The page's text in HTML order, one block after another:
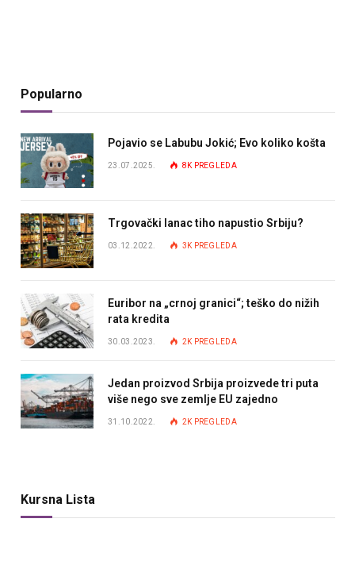
Popularno
Pojavio se Labubu Jokić; Evo koliko košta
23.07.2025. 8K PREGLEDA
Trgovački lanac tiho napustio Srbiju?
03.12.2022. 3K PREGLEDA
Euribor na „crnoj granici“; teško do nižih
rata kredita
30.03.2023. 2K PREGLEDA
Jedan proizvod Srbija proizvede tri puta
više nego sve zemlje EU zajedno
31.10.2022. 2K PREGLEDA
Kursna Lista